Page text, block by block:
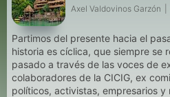
Axel Valdovinos Garzón
Partimos del presente hacia el
historia es cíclica, que siempre se
pasado a través de las voces de
colaboradores de la CICIG, ex
políticos, activistas, empresarios y